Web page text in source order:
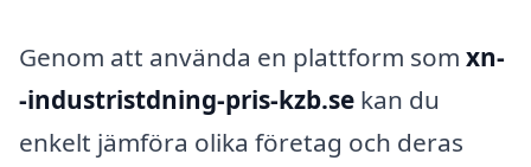
Genom att använda en plattform som xn-
-industristdning-pris-kzb.se kan du
enkelt jämföra olika företag och deras